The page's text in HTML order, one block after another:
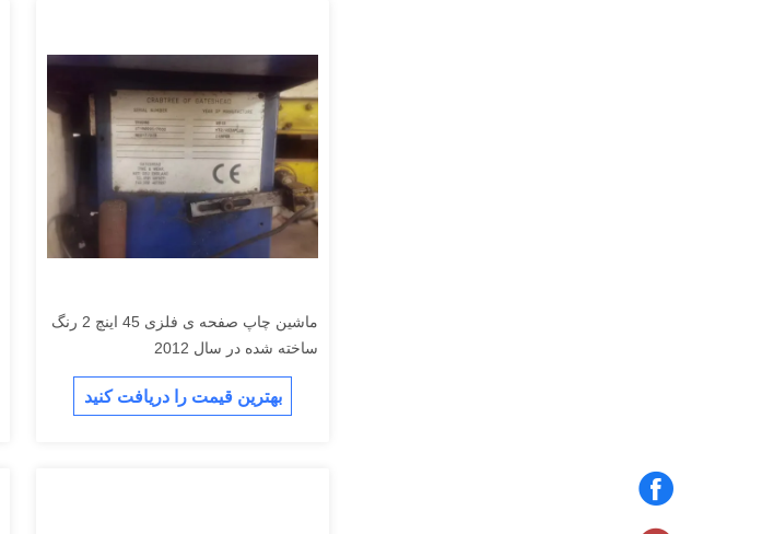
ماشین چاپ صفحه ی فلزی 45 اینچ 2 رنگ
ساخته شده در سال 2012
بهترین قیمت را دریافت کنید